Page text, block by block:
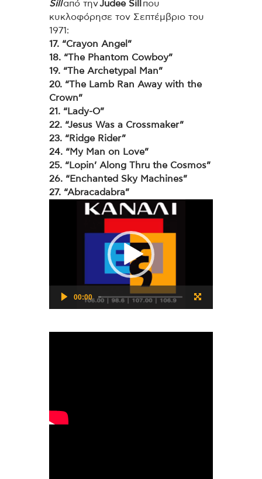
Sillαπό τηνJudee Sill
που
κυκλοφόρησε τον Σεπτέμβριο του
1971:
17. “Crayon Angel”
18. “The Phantom Cowboy”
19. “The Archetypal Man”
20. “The Lamb Ran Away with the
Crown”
21. “Lady-O”
22. “Jesus Was a Crossmaker”
23. “Ridge Rider”
24. “My Man on Love”
25. “Lopin’ Along Thru the Cosmos”
26. “Enchanted Sky Machines”
27. “Abracadabra”
Πρόγραμμα
Αναπαραγωγής
00:00